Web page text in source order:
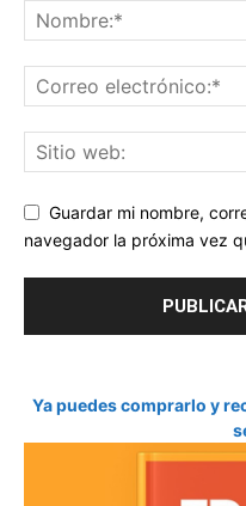
Guardar mi nombre,
navegador la próxima vez
Ya puedes comprarlo y